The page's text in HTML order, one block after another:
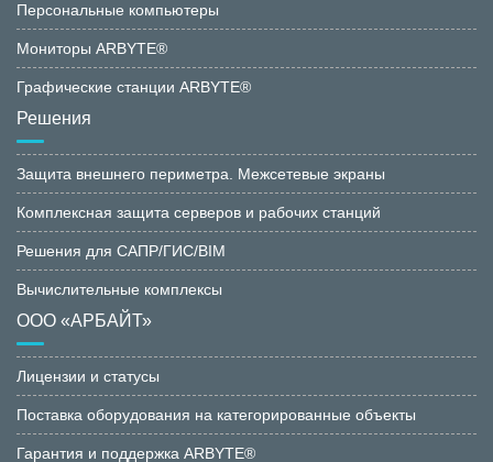
Персональные компьютеры
Мониторы ARBYTE®
Графические станции ARBYTE®
Решения
Защита внешнего периметра. Межсетевые экраны
Комплексная защита серверов и рабочих станций
Решения для САПР/ГИС/BIM
Вычислительные комплексы
ООО «АРБАЙТ»
Лицензии и статусы
Поставка оборудования на категорированные объекты
Гарантия и поддержка ARBYTE®